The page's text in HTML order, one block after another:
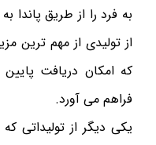
به فرد را از طریق
از تولیدی از مهم ترین
که امکان دریافت
فراهم می آورد.
یکی دیگر از تولیداتی